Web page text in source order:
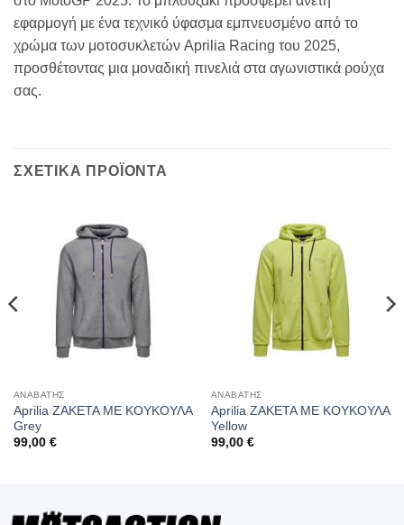
εφαρμογή με ένα τεχνικό ύφασμα εμπνευσμένο από το
χρώμα των μοτοσυκλετών Aprilia Racing του 2025,
προσθέτοντας μια μοναδική πινελιά στα αγωνιστικά ρούχα
σας.
ΣΧΕΤΙΚΑ ΠΡΟΪΟΝΤΑ
ΑΝΑΒΑΤΗΣ
Aprilia ΖΑΚΕΤΑ ΜΕ ΚΟΥΚΟΥΛΑ
Grey
99,00 €
ΑΝΑΒΑΤΗΣ
Aprilia ΖΑΚΕΤΑ ΜΕ ΚΟΥΚΟΥΛΑ
Yellow
99,00 €